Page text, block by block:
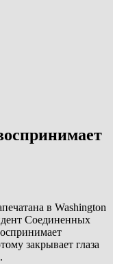
в Washington
Соединенных
закрывает глаза